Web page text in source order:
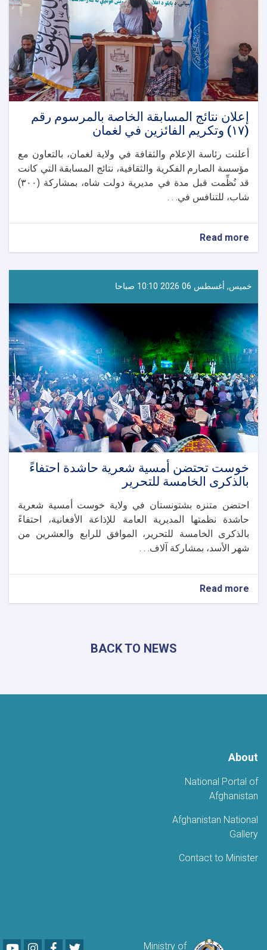
إعلان نتائج المسابقة الخاصة بالمرسوم رقم
(١٧) وتكريم الفائزين في لغمان
أعلنت رئاسة الإعلام والثقافة في ولاية لغمان، بالتعاون مع
مؤسسة الصارم الفكرية والثقافية، نتائج المسابقة التي كانت
قد نُظِّمت قبل مدة في مديرية دولت شاه، بمشاركة (٣٠٠)
شاب، للتنافس في. . .
Read more
المسابقة
الخاصة
وتكريم
الفائزين
في
لغمان
خميس, أغسطس 06 2026 10:10 صباحا
خوست تحتضن أمسية شعرية حاشدة احتفاءً
بالذكرى الخامسة للتحرير
احتضن متنزه بشتونستان في ولاية خوست أمسية شعرية
حاشدة نظمتها المديرية العامة للإذاعة الأفغانية، احتفاءً
بالذكرى الخامسة للتحرير، الموافق للرابع والعشرين من
شهر الأسد، بمشاركة آلاف. . .
Read more
حاشدة
للتحرير
BACK TO NEWS
About
National Portal of
Afghanistan
Afghanistan National
Gallery
Contact to Minister
Ministry of
YoutubeLinkedIn
Facebook